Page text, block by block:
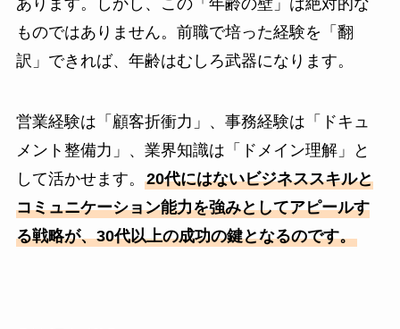
あります。しかし、この「年齢の壁」は絶対的な
ものではありません。前職で培った経験を「翻
訳」できれば、年齢はむしろ武器になります。
営業経験は「顧客折衝力」、事務経験は「ドキュ
メント整備力」、業界知識は「ドメイン理解」と
して活かせます。 20代にはないビジネススキルと
コミュニケーション能力を強みとしてアピールす
る戦略が、30代以上の成功の鍵となるのです。